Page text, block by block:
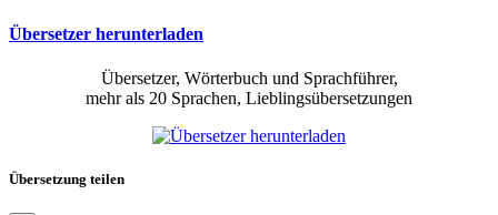
Übersetzer herunterladen
Übersetzer, Wörterbuch und Sprachführer,
mehr als 20 Sprachen, Lieblingsübersetzungen
Übersetzung teilen